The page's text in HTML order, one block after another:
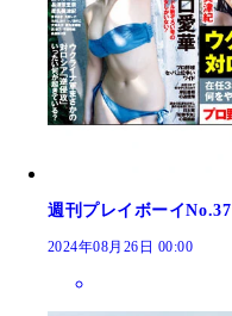
週刊プレイボーイNo.37
2024年08月26日 00:00